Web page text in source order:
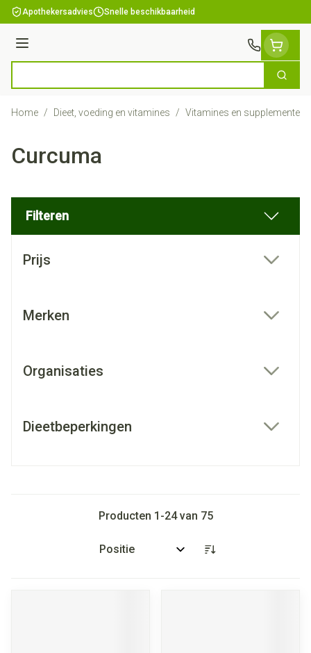
Ga naar de inhoud
Apothekersadvies Snelle beschikbaarheid
Menu
Zoek
Home / Dieet, voeding en vitamines / Vitamines en supplementen
Curcuma
Filteren
Prijs
Merken
Organisaties
Dieetbeperkingen
Producten 1 -24van 75
Sorteer op: